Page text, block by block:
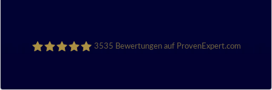
3535 Bewertungen auf ProvenExpert.com